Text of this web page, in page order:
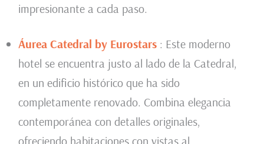
impresionante a cada paso.
Áurea Catedral by Eurostars : Este moderno
hotel se encuentra justo al lado de la Catedral,
en un edificio histórico que ha sido
completamente renovado. Combina elegancia
contemporánea con detalles originales,
ofreciendo habitaciones con vistas al